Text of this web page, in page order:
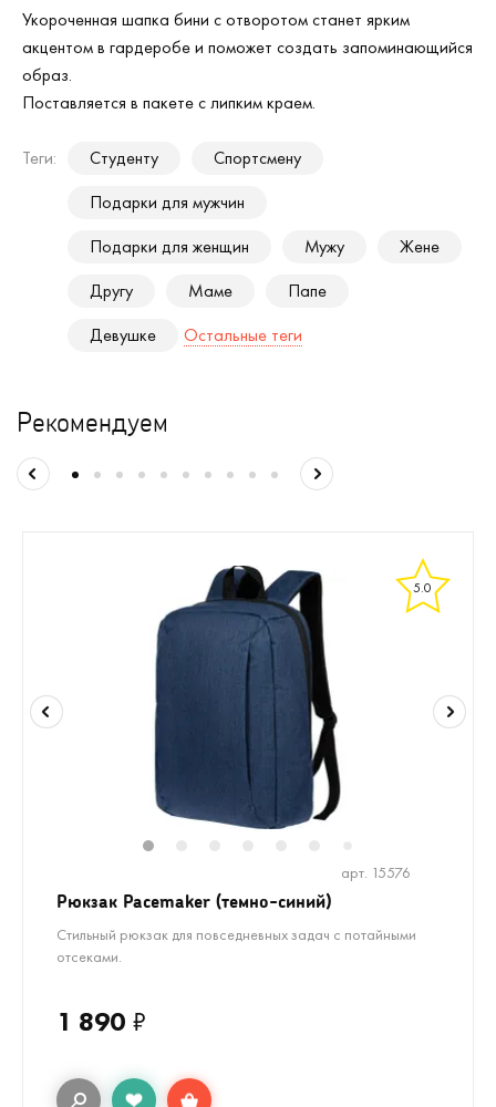
Укороченная шапка бини с отворотом станет ярким
акцентом в гардеробе и поможет создать запоминающийся
образ.
Поставляется в пакете с липким краем.
Теги: Студенту
Спортсмену
Подарки для мужчин
Подарки для женщин
Мужу
Жене
Другу
Маме
Папе
Девушке
Остальные теги
Рекомендуем
5.0
арт. 15576
Рюкзак Pacemaker (темно-синий)
Стильный рюкзак для повседневных задач с потайными
отсеками.
1 890 ₽